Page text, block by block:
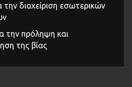
την διαχείριση εσωτερικών
την πρόληψη και
της βίας